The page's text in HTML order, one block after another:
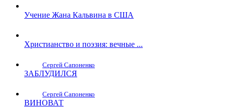
Учение Жана Кальвина в США
Христианство и поэзия: вечные ...
Сергей Сапоненко
ЗАБЛУДИЛСЯ
Сергей Сапоненко
ВИНОВАТ